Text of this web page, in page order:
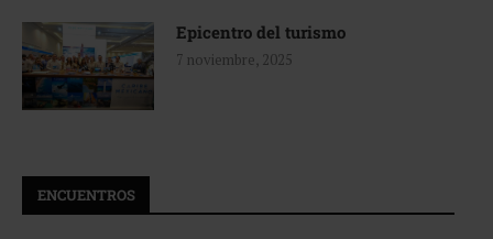
Epicentro del turismo
7 noviembre, 2025
ENCUENTROS